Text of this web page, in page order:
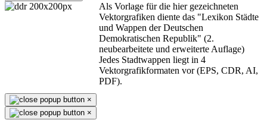
Als Vorlage für die hier gezeichneten
Vektorgrafiken diente das "Lexikon Städte
und Wappen der Deutschen
Demokratischen Republik" (2.
neubearbeitete und erweiterte Auflage)
Jedes Stadtwappen liegt in 4
Vektorgrafikformaten vor (EPS, CDR, AI,
PDF).
×
×